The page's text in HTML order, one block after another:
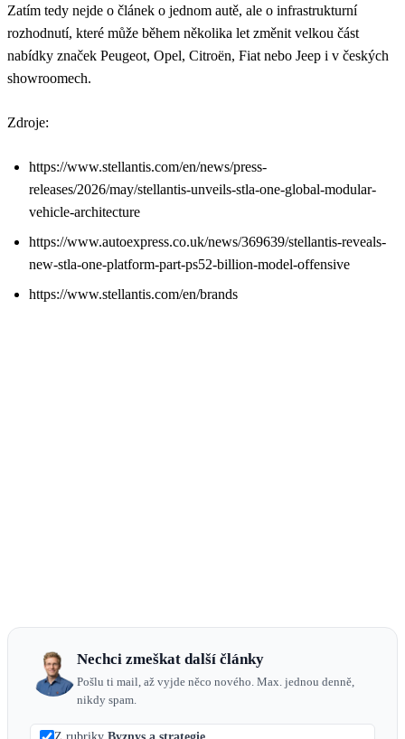
Zatím tedy nejde o článek o jednom autě, ale o infrastrukturní
rozhodnutí, které může během několika let změnit velkou část
nabídky značek Peugeot, Opel, Citroën, Fiat nebo Jeep i v českých
showroomech.
Zdroje:
https://www.stellantis.com/en/news/press-
releases/2026/may/stellantis-unveils-stla-one-global-modular-
vehicle-architecture
https://www.autoexpress.co.uk/news/369639/stellantis-reveals-
new-stla-one-platform-part-ps52-billion-model-offensive
https://www.stellantis.com/en/brands
Nechci zmeškat další články
Pošlu ti mail, až vyjde něco nového. Max. jednou denně,
nikdy spam.